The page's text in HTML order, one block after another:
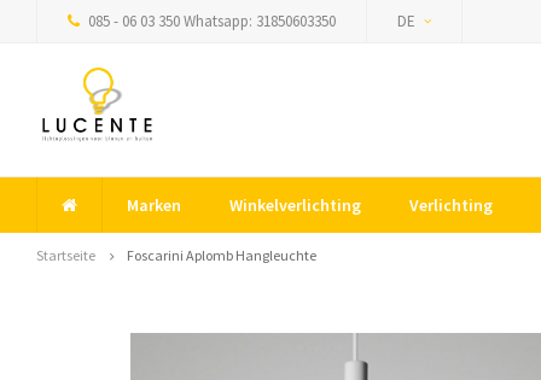
085 - 06 03 350 Whatsapp: 31850603350 DE
Marken Winkelverlichting Verlichting
Startseite Foscarini Aplomb Hangleuchte